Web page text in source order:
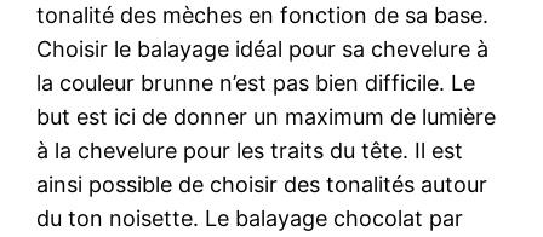
tonalité des mèches en fonction de sa base.
Choisir le balayage idéal pour sa chevelure à
la couleur brunne n’est pas bien difficile. Le
but est ici de donner un maximum de lumière
à la chevelure pour les traits du tête. Il est
ainsi possible de choisir des tonalités autour
du ton noisette. Le balayage chocolat par